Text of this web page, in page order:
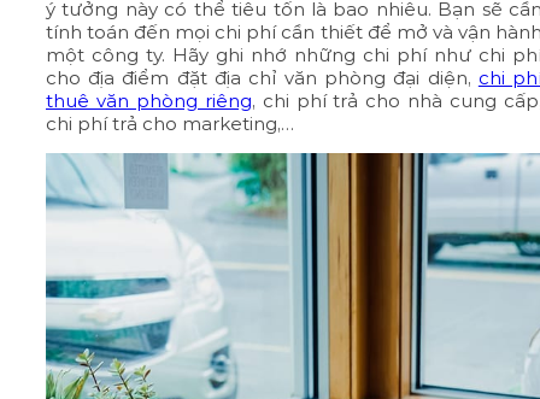
ý tưởng này có thể tiêu tốn là bao nhiêu. Bạn sẽ
tính toán đến mọi chi phí cần thiết để mở và vận
một công ty. Hãy ghi nhớ những chi phí như chi
cho địa điểm đặt địa chỉ văn phòng đại diện, chi
thuê văn phòng riêng, chi phí trả cho nhà cung
chi phí trả cho marketing,…